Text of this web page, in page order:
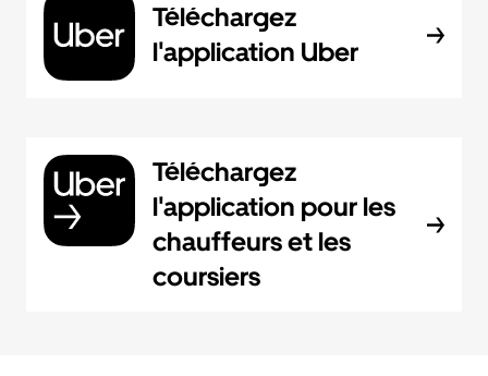
Téléchargez
l'application Uber
Téléchargez
l'application pour les
chauffeurs et les
coursiers